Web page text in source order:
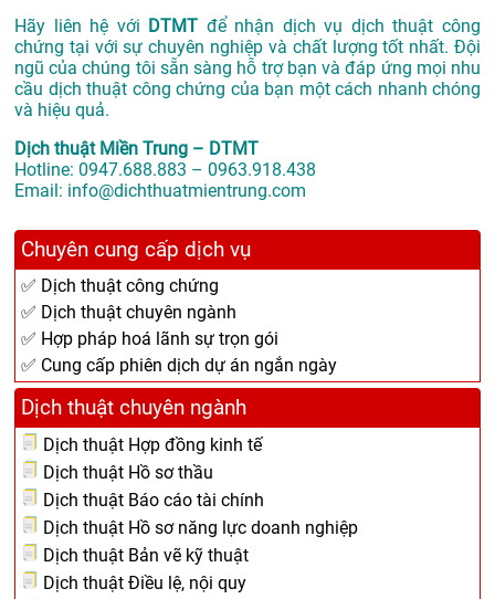
Hãy liên hệ với DTMT để nhận dịch vụ dịch thuật công
chứng tại với sự chuyên nghiệp và chất lượng tốt nhất. Đội
ngũ của chúng tôi sẵn sàng hỗ trợ bạn và đáp ứng mọi nhu
cầu dịch thuật công chứng của bạn một cách nhanh chóng
và hiệu quả.
Dịch thuật Miền Trung – DTMT
Hotline: 0947.688.883 – 0963.918.438
Email: info@dichthuatmientrung.com
Chuyên cung cấp dịch vụ
✅ Dịch thuật công chứng
✅ Dịch thuật chuyên ngành
✅ Hợp pháp hoá lãnh sự trọn gói
✅ Cung cấp phiên dịch dự án ngắn ngày
Dịch thuật chuyên ngành
Dịch thuật Hợp đồng kinh tế
Dịch thuật Hồ sơ thầu
Dịch thuật Báo cáo tài chính
Dịch thuật Hồ sơ năng lực doanh nghiệp
Dịch thuật Bản vẽ kỹ thuật
Dịch thuật Điều lệ, nội quy